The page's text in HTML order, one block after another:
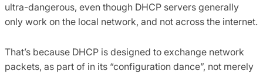
ultra-dangerous, even though DHCP servers generally
only work on the local network, and not across the internet.
That’s because DHCP is designed to exchange network
packets, as part of in its “configuration dance”, not merely